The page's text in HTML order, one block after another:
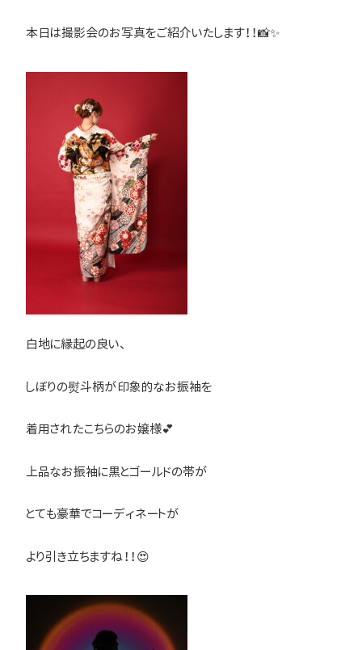
本日は撮影会のお写真をご紹介いたします！！📸✨
白地に縁起の良い、
しぼりの熨斗柄が印象的なお振袖を
着用されたこちらのお嬢様💕
上品なお振袖に黒とゴールドの帯が
とても豪華でコーディネートが
より引き立ちますね！！😍